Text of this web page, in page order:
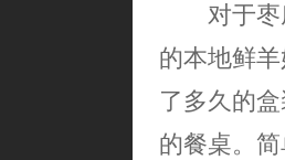
对于枣庄
的本地鲜
了多久的
的餐桌。